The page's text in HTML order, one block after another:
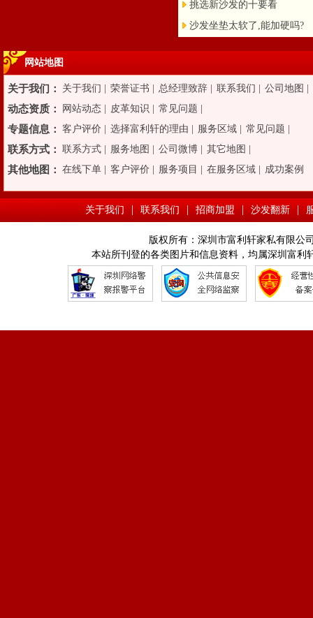
挑选新沙发的十要看
沙发坐垫太软了,能加硬吗?
网站地图
关于我们： 关于我们 荣誉证书 总经理致辞 联系我们 公司地图
动态资质： 网站动态 皮革知识 常见问题
专题信息： 客户评价 选择富利轩的理由 服务区域 常见问题
联系方式： 联系方式 服务地图 公司微博 其它地图
其他地图： 在线下单 客户评价 服务项目 在服务区域 成功案例
关于我们 | 联系我们 | 招商加盟 | 沙发翻新 |
版权所有：深圳市富利轩家私有限公
本站所刊登的各类图片和信息资料，均属深圳富